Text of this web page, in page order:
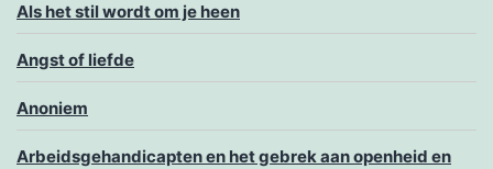
Als het stil wordt om je heen
Angst of liefde
Anoniem
Arbeidsgehandicapten en het gebrek aan openheid en